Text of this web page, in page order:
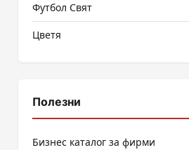
Футбол Свят
Цветя
Полезни
Бизнес каталог за фирми